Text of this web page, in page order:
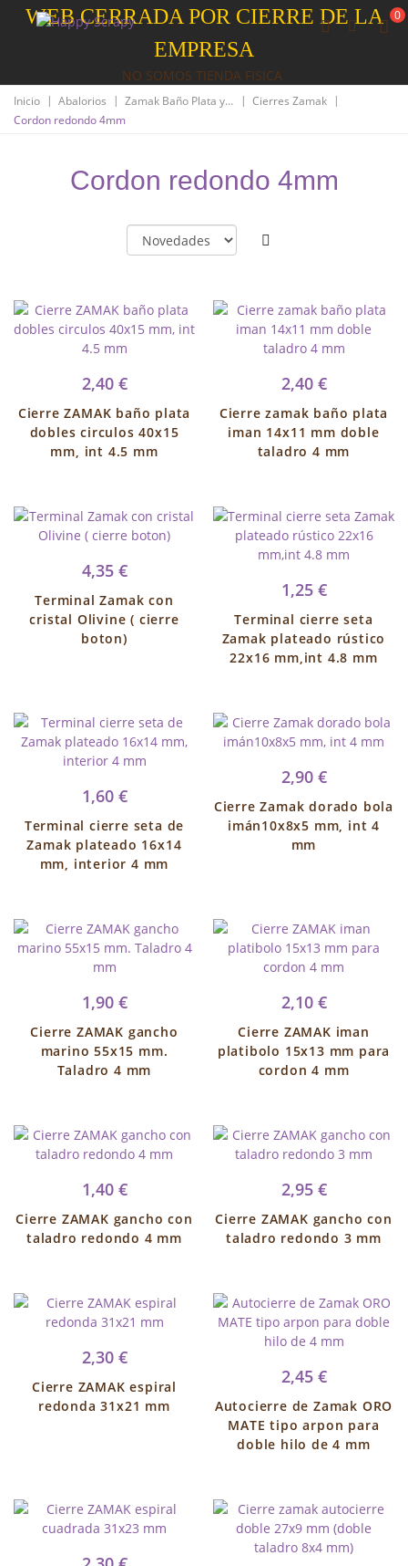
WEB CERRADA POR CIERRE DE LA
EMPRESA
NO SOMOS TIENDA FISICA
0
Inicio | Abalorios | Zamak Baño Plata y Oro | Cierres Zamak |
Cordon redondo 4mm
Cordon redondo 4mm
2,40 €
Cierre ZAMAK baño plata
dobles circulos 40x15
mm, int 4.5 mm
2,40 €
Cierre zamak baño plata
iman 14x11 mm doble
taladro 4 mm
4,35 €
Terminal Zamak con
cristal Olivine ( cierre
boton)
1,25 €
Terminal cierre seta
Zamak plateado rústico
22x16 mm,int 4.8 mm
1,60 €
Terminal cierre seta de
Zamak plateado 16x14
mm, interior 4 mm
2,90 €
Cierre Zamak dorado bola
imán10x8x5 mm, int 4
mm
1,90 €
Cierre ZAMAK gancho
marino 55x15 mm.
Taladro 4 mm
2,10 €
Cierre ZAMAK iman
platibolo 15x13 mm para
cordon 4 mm
1,40 €
Cierre ZAMAK gancho con
taladro redondo 4 mm
2,95 €
Cierre ZAMAK gancho con
taladro redondo 3 mm
2,30 €
Cierre ZAMAK espiral
redonda 31x21 mm
2,45 €
Autocierre de Zamak ORO
MATE tipo arpon para
doble hilo de 4 mm